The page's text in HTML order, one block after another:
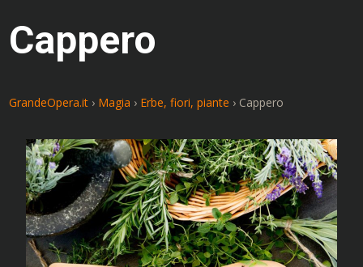
Cappero
GrandeOpera.it › Magia › Erbe, fiori, piante › Cappero